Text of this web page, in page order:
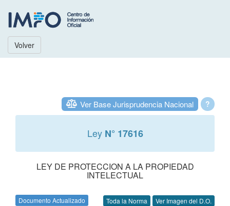
Volver
?
Ver Base Jurisprudencia Nacional
Ley N° 17616
LEY DE PROTECCION A LA PROPIEDAD
INTELECTUAL
Documento Actualizado Toda la Norma Ver Imagen del D.O.